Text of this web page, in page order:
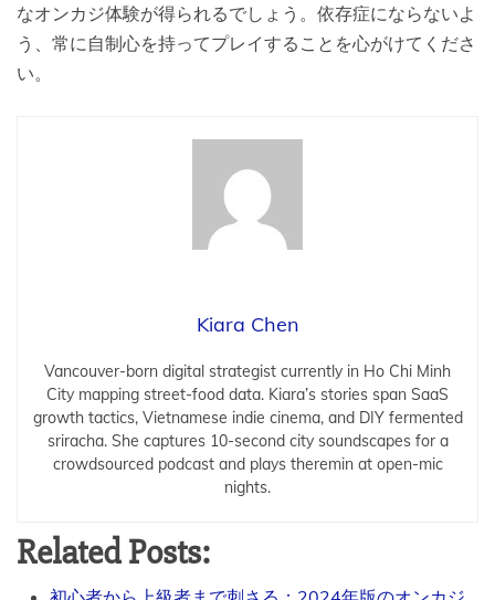
なオンカジ体験が得られるでしょう。依存症にならないよ
う、常に自制心を持ってプレイすることを心がけてくださ
い。
Kiara Chen
Vancouver-born digital strategist currently in Ho Chi Minh
City mapping street-food data. Kiara’s stories span SaaS
growth tactics, Vietnamese indie cinema, and DIY fermented
sriracha. She captures 10-second city soundscapes for a
crowdsourced podcast and plays theremin at open-mic
nights.
Related Posts: